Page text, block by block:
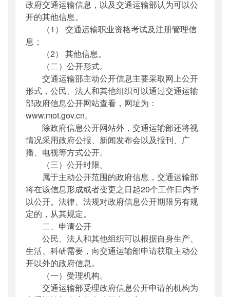
政府交通运输信息，以及交通运输部认为可以公
开的其他信息。
（1） 交通运输职业资格考试及注册管理信
息；
（2） 其他信息。
（二）公开形式。
交通运输部主动公开信息主要采取网上公开
形式，公民、法人和其他组织可以通过交通运输
部政府信息公开网站查看，网址为：
www.mot.gov.cn。
除政府信息公开网站外，交通运输部还将视
情况采用政府公报、新闻发布会以及报刊、广
播、电视等方式公开。
（三）公开时限。
属于主动公开范围的政府信息，交通运输部
将在该信息形成或者变更之日起20个工作日内予
以公开。法律、法规对政府信息公开期限另有规
定的，从其规定。
二、申请公开
公民、法人和其他组织可以根据自身生产、
生活、科研需要，向交通运输部申请获取主动公
开以外的政府信息。
（一）受理机构。
交通运输部受理政府信息公开申请的机构为